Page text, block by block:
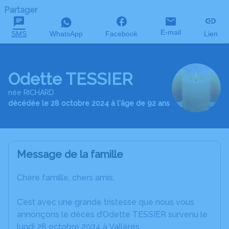
Partager
SMS WhatsApp Facebook E-mail Lien
Odette TESSIER
née RICHARD
décédée le 28 octobre 2024 à l'âge de 92 ans
Message de la famille
Chère famille, chers amis,
C’est avec une grande tristesse que nous vous
annonçons le décès d’Odette TESSIER survenu le
lundi 28 octobre 2024 à Vallères.